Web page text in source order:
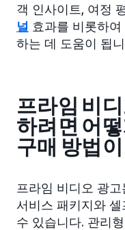
객 인사이트, 여정
널 효과를 비롯하
하는 데 도움이 됩
프라임 비
하려면 어
구매 방법
프라임 비디오 광고
서비스 패키지와
수 있습니다. 관리